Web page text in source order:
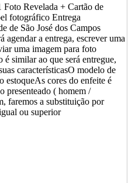
Revelada + Cartão de
fotográfico Entrega
de São José dos Campos
agendar a entrega, escrever uma
uma imagem para foto
similar ao que será entregue,
característicasO modelo de
estoqueAs cores do enfeite é
presenteado ( homem /
faremos a substituição por
ou superior